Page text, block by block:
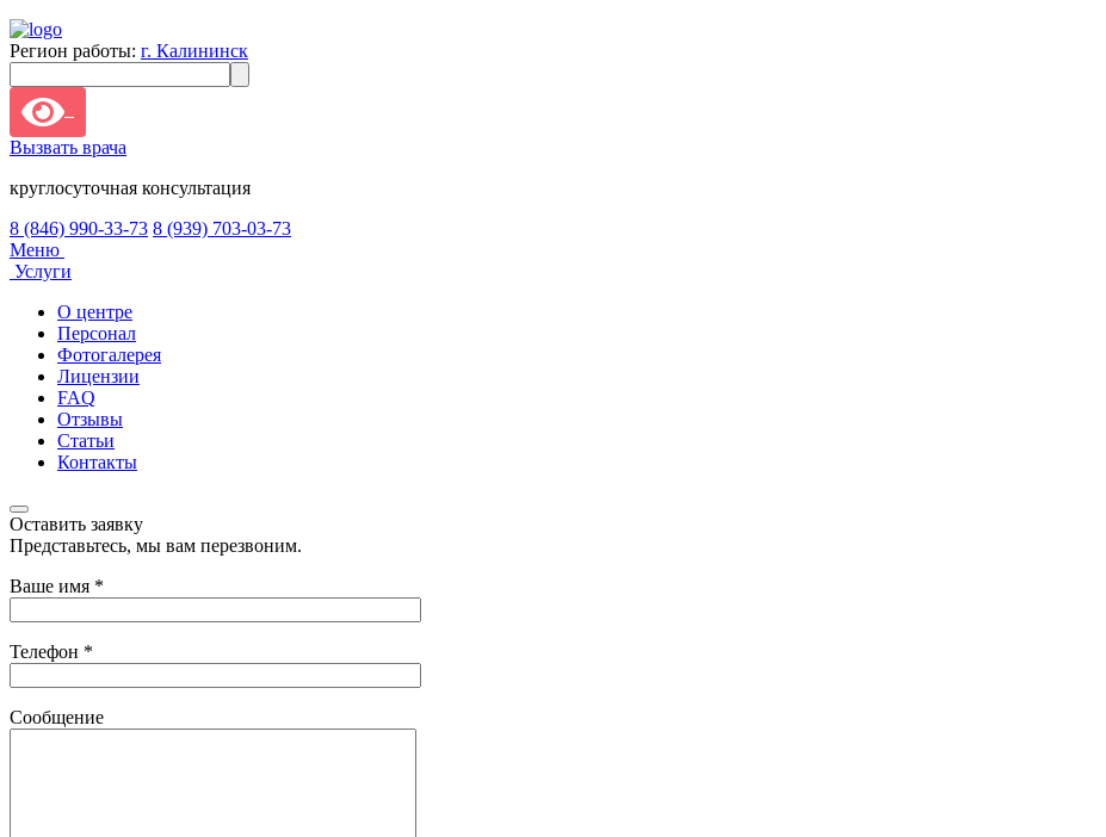
Регион работы: г. Калининск
Вызвать врача
круглосуточная консультация
8 (846) 990-33-73 8 (939) 703-03-73
Меню
Услуги
О центре
Персонал
Фотогалерея
Лицензии
FAQ
Отзывы
Статьи
Контакты
Оставить заявку
Представьтесь, мы вам перезвоним.
Ваше имя *
Телефон *
Сообщение